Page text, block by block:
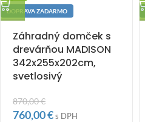
DOPRAVA ZADARMO
Záhradný domček s
drevárňou MADISON
342x255x202cm,
svetlosivý
870,00€
760,00€s DPH